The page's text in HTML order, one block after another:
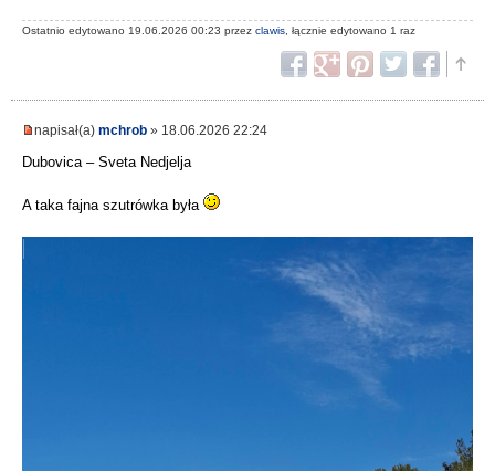
Ostatnio edytowano 19.06.2026 00:23 przez clawis , łącznie edytowano 1 raz
napisał(a) mchrob » 18.06.2026 22:24
Dubovica – Sveta Nedjelja
A taka fajna szutrówka była